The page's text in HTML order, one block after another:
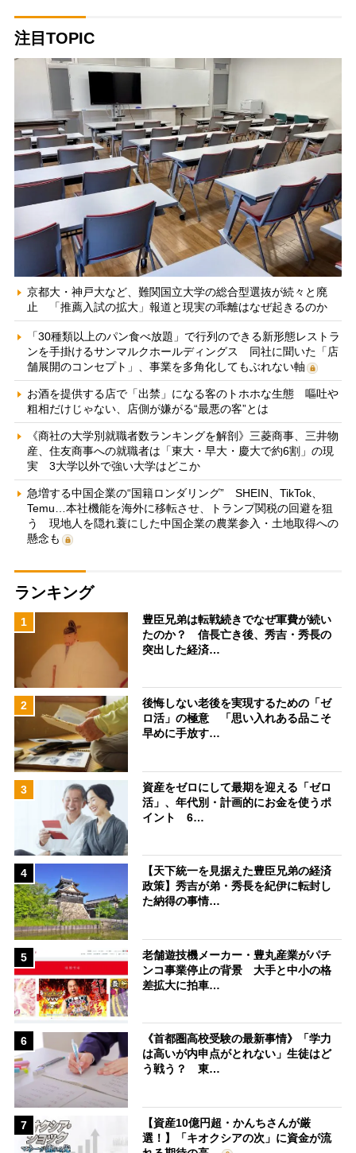
注目TOPIC
京都大・神戸大など、難関国立大学の総合型選抜が続々と廃
止 「推薦入試の拡大」報道と現実の乖離はなぜ起きるのか
「30種類以上のパン食べ放題」で行列のできる新形態レストラ
ンを手掛けるサンマルクホールディングス 同社に聞いた「店
舗展開のコンセプト」、事業を多角化してもぶれない軸
お酒を提供する店で「出禁」になる客のトホホな生態 嘔吐や
粗相だけじゃない、店側が嫌がる“最悪の客”とは
《商社の大学別就職者数ランキングを解剖》三菱商事、三井物
産、住友商事への就職者は「東大・早大・慶大で約6割」の現
実 3大学以外で強い大学はどこか
急増する中国企業の“国籍ロンダリング” SHEIN、TikTok、
Temu…本社機能を海外に移転させ、トランプ関税の回避を狙
う 現地人を隠れ蓑にした中国企業の農業参入・土地取得への
懸念も
ランキング
1
豊臣兄弟は転戦続きでなぜ軍費が続い
たのか？ 信長亡き後、秀吉・秀長の
突出した経済…
2
後悔しない老後を実現するための「ゼ
ロ活」の極意 「思い入れある品こそ
早めに手放す…
3
資産をゼロにして最期を迎える「ゼロ
活」、年代別・計画的にお金を使うポ
イント 6…
4
【天下統一を見据えた豊臣兄弟の経済
政策】秀吉が弟・秀長を紀伊に転封し
た納得の事情…
5
老舗遊技機メーカー・豊丸産業がパチ
ンコ事業停止の背景 大手と中小の格
差拡大に拍車…
6
《首都圏高校受験の最新事情》「学力
は高いが内申点がとれない」生徒はど
う戦う？ 東…
7
【資産10億円超・かんちさんが厳
選！】「キオクシアの次」に資金が流